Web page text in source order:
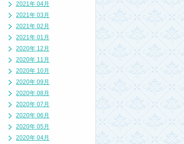
2021年 04月
2021年 03月
2021年 02月
2021年 01月
2020年 12月
2020年 11月
2020年 10月
2020年 09月
2020年 08月
2020年 07月
2020年 06月
2020年 05月
2020年 04月